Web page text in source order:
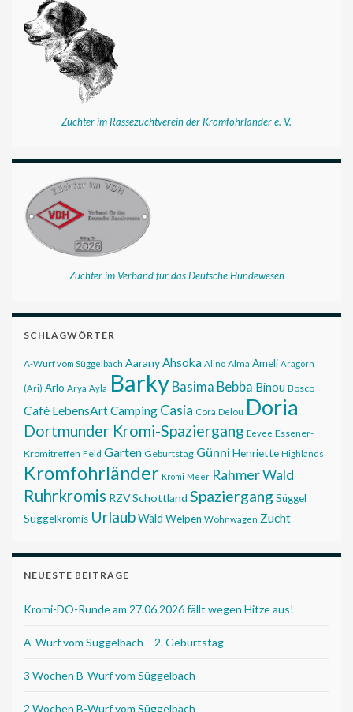
Züchter im Rassezuchtverein der Kromfohrländer e. V.
Züchter im Verband für das Deutsche Hundewesen
SCHLAGWÖRTER
A-Wurf vom Süggelbach AaranyAhsoka Alino Alma Ameli Aragorn
(Ari) Arlo Arya Ayla BarkyBasima Bebba Binou Bosco
Café LebensArtCamping Casia Cora Delou Doria
Dortmunder Kromi-Spaziergang Eevee Essener-
Kromitreffen Feld Garten Geburtstag Günni Henriette Highlands
Kromfohrländer Kromi Meer Rahmer Wald
Ruhrkromis RZVSchottland Spaziergang Süggel
Süggelkromis UrlaubWald Welpen Wohnwagen Zucht
NEUESTE BEITRÄGE
Kromi-DO-Runde am 27.06.2026 fällt wegen Hitze aus!
A-Wurf vom Süggelbach – 2. Geburtstag
3 Wochen B-Wurf vom Süggelbach
2 Wochen B-Wurf vom Süggelbach